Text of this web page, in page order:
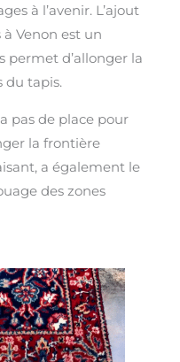
à l’avenir. L’ajout
Venon est un
permet d’allonger la
du tapis.
pas de place pour
la frontière
a également le
des zones